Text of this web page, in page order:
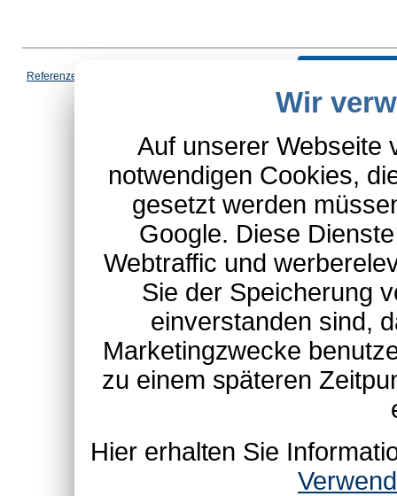
Referenzen
*Schulte-Hauptkatalog,
Wir
Auf unserer Webseite
notwendigen Cookies,
gesetzt werden
Google. Diese
Webtraffic und
Sie der Speicherung
einverstanden sind,
Marketingzwecke
zu einem späteren
Hier erhalten Sie